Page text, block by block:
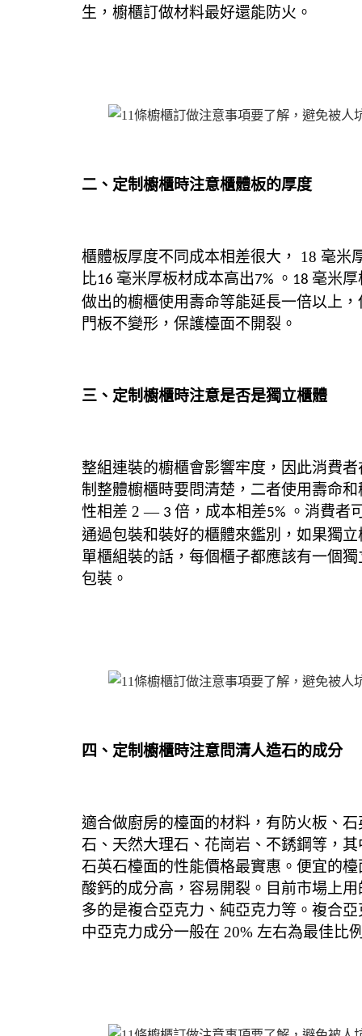
生，櫥櫃訂做材料最好還能防火。
二、定制櫥櫃時注意櫃體板的厚度
櫃體板厚度不同成本相差很大， 18 毫米
比16 毫米厚板材成本高出7% 。 18 毫米厚
做出的櫥櫃使用壽命等能延長一倍以上，
門板不變形，保護檯面不開裂。
三、定制櫥櫃時注意是否是獨立櫃體
整組連裝的櫥櫃會影響牢度，因此消費者
制 整體櫥櫃時要問清楚，二者使用壽命和
性相差 2 — 3 倍，成本相差5% 。 消費者
通過包裝和裝好的櫃體來鑑別，如果獨立
單櫃組裝的話，每個櫃子都應該有一個獨
包裝。
四、定制櫥櫃時注意問清人造石的成分
適合做廚房的檯面的材料，有防火板、 石
石 、天然大理石、花崗岩、不銹鋼等，其
石英石檯面的性能價格最實惠 。 便宜的檯
酸鈣的成分高，容易開裂。 目前市場上
多的是複合亞克力、純亞克力等。 複合亞
中亞克力成分一般在 20% 左右為最佳比